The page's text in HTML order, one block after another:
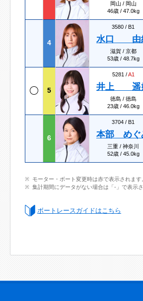
岡山 / 岡山
46歳 / 47.0kg
4
3580 / B1
水口 由
滋賀 / 京都
53歳 / 48.7kg
5
5281 /A1
井上 遥
徳島 / 徳島
23歳 / 46.0kg
6
3704 / B1
本部 めぐ
三重 / 神奈川
52歳 / 45.0kg
モーター・ボート変更時は赤で表示されます
集計期間にデータがない場合は「-」で表示さ
ボートレースガイドはこちら